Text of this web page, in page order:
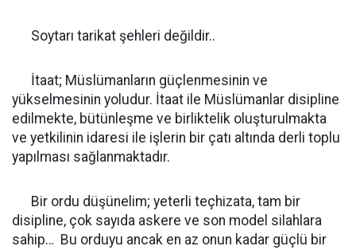
Soytarı tarikat şehleri değildir..
İtaat; Müslümanların güçlenmesinin ve
yükselmesinin yoludur. İtaat ile Müslümanlar disipline
edilmekte, bütünleşme ve birliktelik oluşturulmakta
ve yetkilinin idaresi ile işlerin bir çatı altında derli toplu
yapılması sağlanmaktadır.
Bir ordu düşünelim; yeterli teçhizata, tam bir
disipline, çok sayıda askere ve son model silahlara
sahip… Bu orduyu ancak en az onun kadar güçlü bir